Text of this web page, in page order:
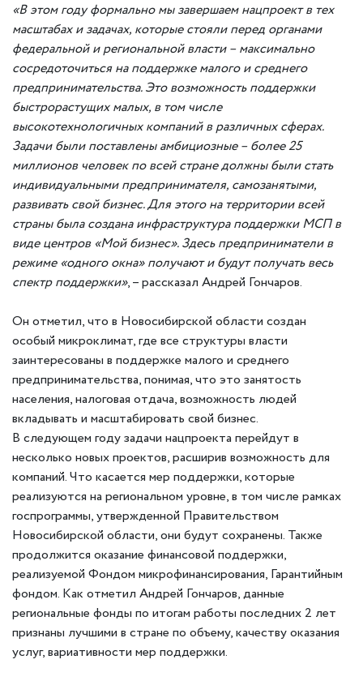
«В этом году формально мы завершаем нацпроект в тех
масштабах и задачах, которые стояли перед органами
федеральной и региональной власти – максимально
сосредоточиться на поддержке малого и среднего
предпринимательства. Это возможность поддержки
быстрорастущих малых, в том числе
высокотехнологичных компаний в различных сферах.
Задачи были поставлены амбициозные – более 25
миллионов человек по всей стране должны были стать
индивидуальными предпринимателя, самозанятыми,
развивать свой бизнес. Для этого на территории всей
страны была создана инфраструктура поддержки МСП в
виде центров «Мой бизнес». Здесь предприниматели в
режиме «одного окна» получают и будут получать весь
спектр поддержки», – рассказал Андрей Гончаров.
Он отметил, что в Новосибирской области создан
особый микроклимат, где все структуры власти
заинтересованы в поддержке малого и среднего
предпринимательства, понимая, что это занятость
населения, налоговая отдача, возможность людей
вкладывать и масштабировать свой бизнес.
В следующем году задачи нацпроекта перейдут в
несколько новых проектов, расширив возможность для
компаний. Что касается мер поддержки, которые
реализуются на региональном уровне, в том числе рамках
госпрограммы, утвержденной Правительством
Новосибирской области, они будут сохранены. Также
продолжится оказание финансовой поддержки,
реализуемой Фондом микрофинансирования, Гарантийным
фондом. Как отметил Андрей Гончаров, данные
региональные фонды по итогам работы последних 2 лет
признаны лучшими в стране по объему, качеству оказания
услуг, вариативности мер поддержки.